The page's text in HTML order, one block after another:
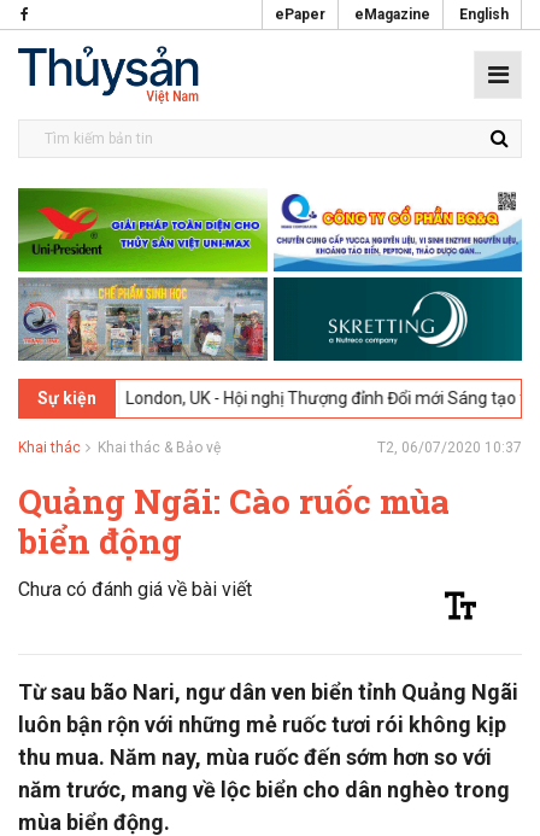
ePaper eMagazine English
Sự kiện
2026 London, UK - Hội nghị Thượng đỉnh Đổi mới Sáng tạo trong
Khai thác Khai thác & Bảo vệ T2, 06/07/2020 10:37
Quảng Ngãi: Cào ruốc mùa
biển động
Chưa có đánh giá về bài viết
Từ sau bão Nari, ngư dân ven biển tỉnh Quảng Ngãi
luôn bận rộn với những mẻ ruốc tươi rói không kịp
thu mua. Năm nay, mùa ruốc đến sớm hơn so với
năm trước, mang về lộc biển cho dân nghèo trong
mùa biển động.